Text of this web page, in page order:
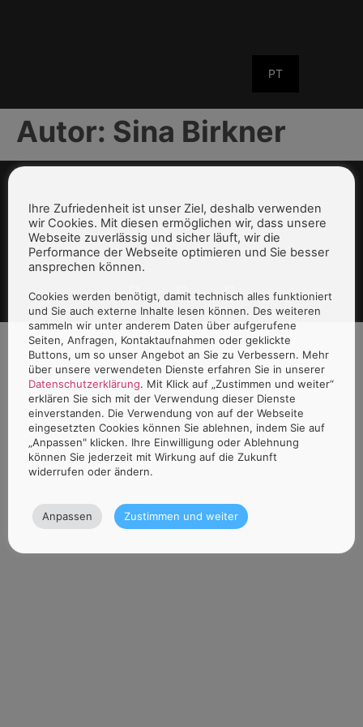
PT
Autor: Sina Birkner
Ihre Zufriedenheit ist unser Ziel, deshalb verwenden
wir Cookies. Mit diesen ermöglichen wir, dass unsere
Webseite zuverlässig und sicher läuft, wir die
Performance der Webseite optimieren und Sie besser
ansprechen können.
Cookies werden benötigt, damit technisch alles funktioniert
und Sie auch externe Inhalte lesen können. Des weiteren
sammeln wir unter anderem Daten über aufgerufene
Seiten, Anfragen, Kontaktaufnahmen oder geklickte
Buttons, um so unser Angebot an Sie zu Verbessern. Mehr
über unsere verwendeten Dienste erfahren Sie in unserer
Datenschutzerklärung. Mit Klick auf „Zustimmen und weiter“
erklären Sie sich mit der Verwendung dieser Dienste
einverstanden. Die Verwendung von auf der Webseite
eingesetzten Cookies können Sie ablehnen, indem Sie auf
„Anpassen" klicken. Ihre Einwilligung oder Ablehnung
können Sie jederzeit mit Wirkung auf die Zukunft
widerrufen oder ändern.
Anpassen Zustimmen und weiter